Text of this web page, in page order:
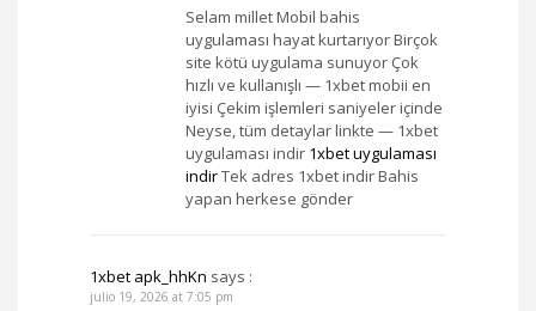
Selam millet Mobil bahis
uygulaması hayat kurtarıyor Birçok
site kötü uygulama sunuyor Çok
hızlı ve kullanışlı — 1xbet mobii en
iyisi Çekim işlemleri saniyeler içinde
Neyse, tüm detaylar linkte — 1xbet
uygulaması indir 1xbet uygulaması
indirTek adres 1xbet indir Bahis
yapan herkese gönder
1xbet apk_hhKn says :
julio 19, 2026 at 7:05 pm